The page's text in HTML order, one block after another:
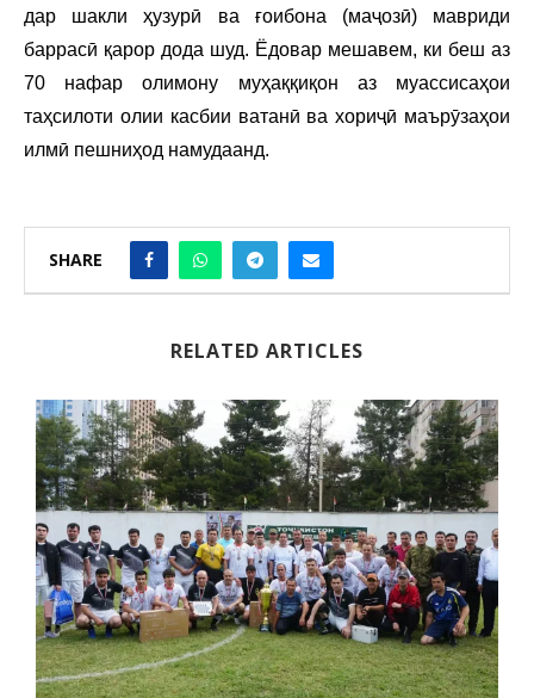
дар шакли ҳузурӣ ва ғоибона (маҷозӣ) мавриди
баррасӣ қарор дода шуд. Ёдовар мешавем, ки беш аз
70 нафар олимону муҳаққиқон аз муассисаҳои
таҳсилоти олии касбии ватанӣ ва хориҷӣ маърӯзаҳои
илмӣ пешниҳод намудаанд.
SHARE
RELATED ARTICLES